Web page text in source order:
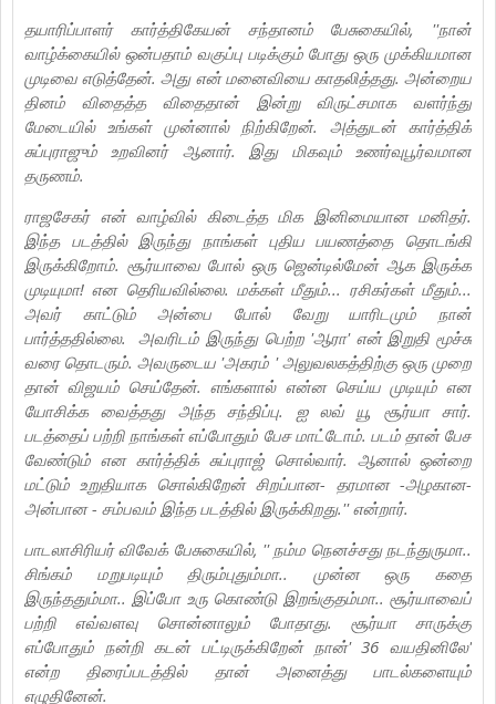
தயாரிப்பாளர் கார்த்திகேயன் சந்தானம் பேசுகையில், ''நான்
வாழ்க்கையில் ஒன்பதாம் வகுப்பு படிக்கும் போது ஒரு முக்கியமான
முடிவை எடுத்தேன். அது என் மனைவியை காதலித்தது. அன்றைய
தினம் விதைத்த விதைதான் இன்று விருட்சமாக வளர்ந்து
மேடையில் உங்கள் முன்னால் நிற்கிறேன். அத்துடன் கார்த்திக்
சுப்புராஜும் உறவினர் ஆனார். இது மிகவும் உணர்வுபூர்வமான
தருணம்.
ராஜசேகர் என் வாழ்வில் கிடைத்த மிக இனிமையான மனிதர்.
இந்த படத்தில் இருந்து நாங்கள் புதிய பயணத்தை தொடங்கி
இருக்கிறோம். சூர்யாவை போல் ஒரு ஜென்டில்மேன் ஆக இருக்க
முடியுமா! என தெரியவில்லை. மக்கள் மீதும்... ரசிகர்கள் மீதும்...
அவர் காட்டும் அன்பை போல் வேறு யாரிடமும் நான்
பார்த்ததில்லை. அவரிடம் இருந்து பெற்ற 'ஆரா' என் இறுதி மூச்சு
வரை தொடரும். அவருடைய 'அகரம் ' அலுவலகத்திற்கு ஒரு முறை
தான் விஜயம் செய்தேன். எங்களால் என்ன செய்ய முடியும் என
யோசிக்க வைத்தது அந்த சந்திப்பு. ஐ லவ் யூ சூர்யா சார்.
படத்தைப் பற்றி நாங்கள் எப்போதும் பேச மாட்டோம். படம் தான் பேச
வேண்டும் என கார்த்திக் சுப்புராஜ் சொல்வார். ஆனால் ஒன்றை
மட்டும் உறுதியாக சொல்கிறேன் சிறப்பான- தரமான -அழகான-
அன்பான - சம்பவம் இந்த படத்தில் இருக்கிறது.'' என்றார்.
பாடலாசிரியர் விவேக் பேசுகையில், '' நம்ம நெனச்சது நடந்துருமா..
சிங்கம் மறுபடியும் திரும்புதும்மா.. முன்ன ஒரு கதை
இருந்ததும்மா.. இப்போ உரு கொண்டு இறங்குதம்மா.. சூர்யாவைப்
பற்றி எவ்வளவு சொன்னாலும் போதாது. சூர்யா சாருக்கு
எப்போதும் நன்றி கடன் பட்டிருக்கிறேன் நான்' 36 வயதினிலே'
என்ற திரைப்படத்தில் தான் அனைத்து பாடல்களையும்
எழுதினேன்.